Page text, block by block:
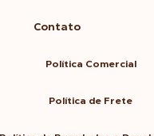
Contato
Política Comercial
Política de Frete